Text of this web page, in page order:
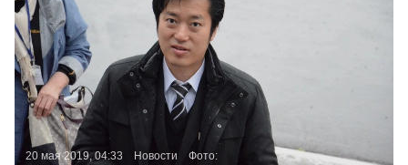
20 мая 2019, 04:33 Новости Фото: